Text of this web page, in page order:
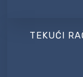
TEKUĆI